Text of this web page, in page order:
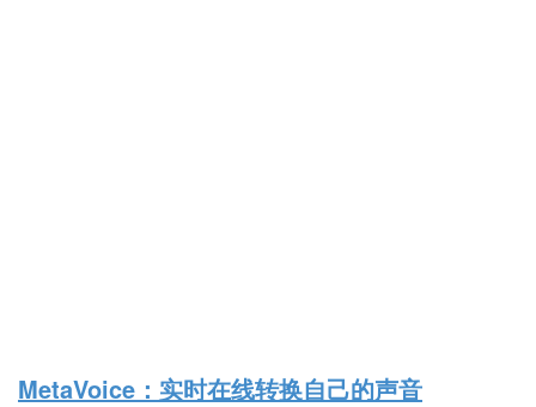
MetaVoice：实时在线转换自己的声音